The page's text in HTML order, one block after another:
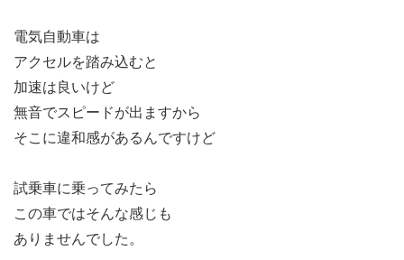
電気自動車は
アクセルを踏み込むと
加速は良いけど
無音でスピードが出ますから
そこに違和感があるんですけど
試乗車に乗ってみたら
この車ではそんな感じも
ありませんでした。